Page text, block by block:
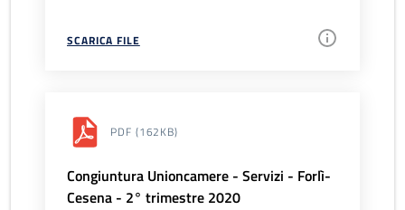
SCARICA FILE
PDF (162KB)
Congiuntura Unioncamere - Servizi - Forlì-
Cesena - 2° trimestre 2020